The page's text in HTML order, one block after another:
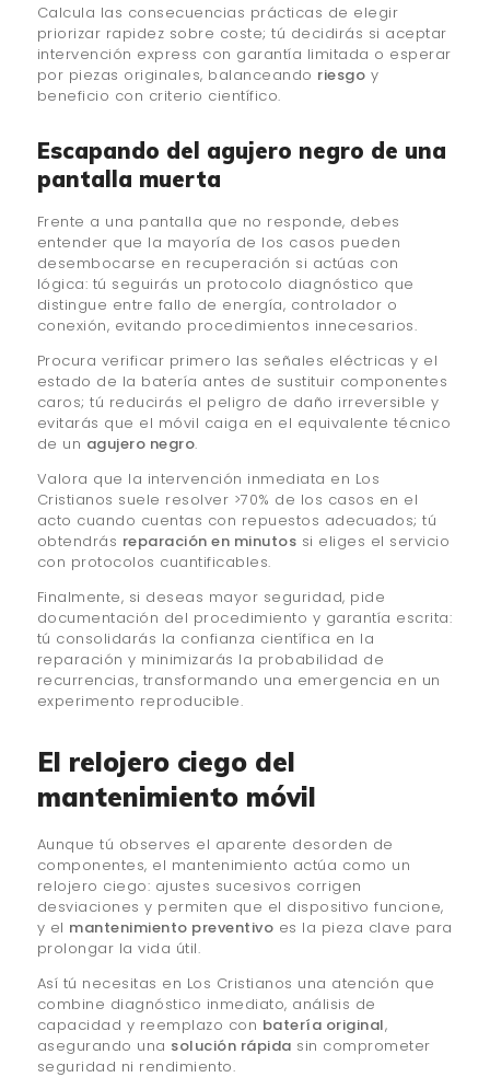
Calcula las consecuencias prácticas de elegir
priorizar rapidez sobre coste; tú decidirás si aceptar
intervención express con garantía limitada o esperar
por piezas originales, balanceando riesgo y
beneficio con criterio científico.
Escapando del agujero negro de una
pantalla muerta
Frente a una pantalla que no responde, debes
entender que la mayoría de los casos pueden
desembocarse en recuperación si actúas con
lógica: tú seguirás un protocolo diagnóstico que
distingue entre fallo de energía, controlador o
conexión, evitando procedimientos innecesarios.
Procura verificar primero las señales eléctricas y el
estado de la batería antes de sustituir componentes
caros; tú reducirás el peligro de daño irreversible y
evitarás que el móvil caiga en el equivalente técnico
de un agujero negro.
Valora que la intervención inmediata en Los
Cristianos suele resolver >70% de los casos en el
acto cuando cuentas con repuestos adecuados; tú
obtendrás reparación en minutos si eliges el servicio
con protocolos cuantificables.
Finalmente, si deseas mayor seguridad, pide
documentación del procedimiento y garantía escrita:
tú consolidarás la confianza científica en la
reparación y minimizarás la probabilidad de
recurrencias, transformando una emergencia en un
experimento reproducible.
El relojero ciego del
mantenimiento móvil
Aunque tú observes el aparente desorden de
componentes, el mantenimiento actúa como un
relojero ciego: ajustes sucesivos corrigen
desviaciones y permiten que el dispositivo funcione,
y el mantenimiento preventivo es la pieza clave para
prolongar la vida útil.
Así tú necesitas en Los Cristianos una atención que
combine diagnóstico inmediato, análisis de
capacidad y reemplazo con batería original,
asegurando una solución rápida sin comprometer
seguridad ni rendimiento.